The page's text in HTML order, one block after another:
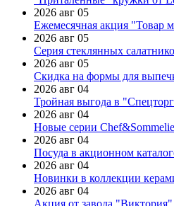
2026 авг 05
Ежемесячная акция "Товар
2026 авг 05
Серия стеклянных
2026 авг 05
Скидка на формы для
2026 авг 04
Тройная выгода в
2026 авг 04
Новые серии
2026 авг 04
Посуда в акционном
2026 авг 04
Новинки в коллекции
2026 авг 04